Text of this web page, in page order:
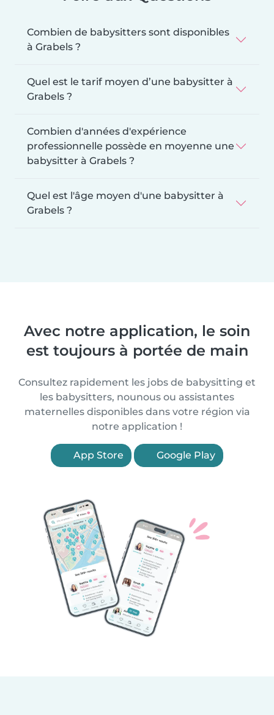
Combien de babysitters sont disponibles
à Grabels ?
Quel est le tarif moyen d’une babysitter à
Grabels ?
Combien d'années d'expérience
professionnelle possède en moyenne une
babysitter à Grabels ?
Quel est l'âge moyen d'une babysitter à
Grabels ?
Avec notre application, le soin
est toujours à portée de main
Consultez rapidement les jobs de babysitting et
les babysitters, nounous ou assistantes
maternelles disponibles dans votre région via
notre application !
App Store Google Play